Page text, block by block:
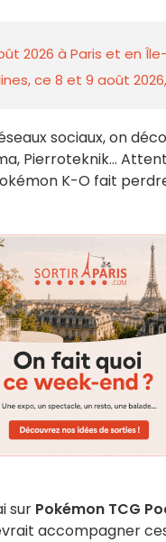
2026 à Paris et en
ce 8 et 9 août
sociaux, on
Pierroteknik...
K-O fait
sur Pokémon TCG
accompagner